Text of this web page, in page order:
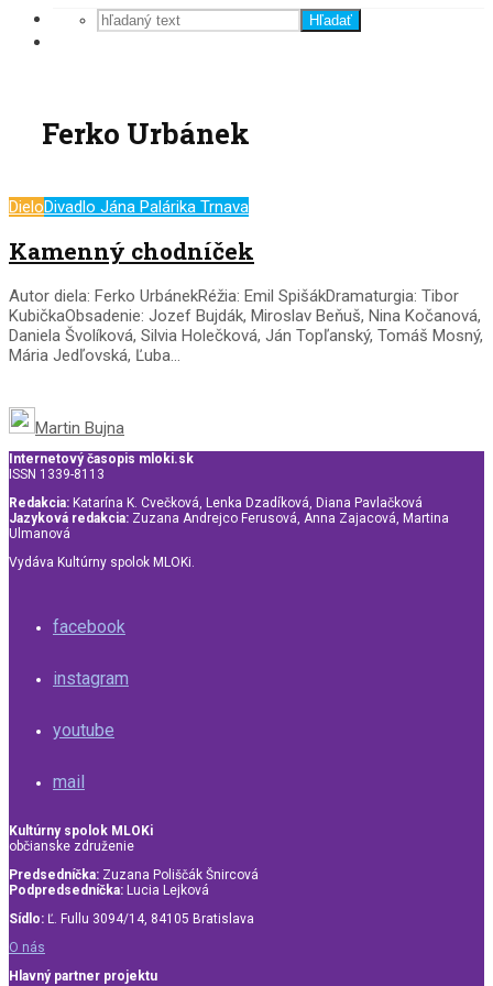
Hľadať
Ferko Urbánek
DieloDivadlo Jána Palárika Trnava
Kamenný chodníček
Autor diela: Ferko UrbánekRéžia: Emil SpišákDramaturgia: Tibor
KubičkaObsadenie: Jozef Bujdák, Miroslav Beňuš, Nina Kočanová,
Daniela Švolíková, Silvia Holečková, Ján Topľanský, Tomáš Mosný,
Mária Jedľovská, Ľuba...
Martin Bujna
Internetový časopis mloki.sk
ISSN 1339-8113
Redakcia: Katarína K. Cvečková, Lenka Dzadíková, Diana Pavlačková
Jazyková redakcia: Zuzana Andrejco Ferusová, Anna Zajacová, Martina
Ulmanová
Vydáva Kultúrny spolok MLOKi.
facebook
instagram
youtube
mail
Kultúrny spolok MLOKi
občianske združenie
Predsedníčka: Zuzana Poliščák Šnircová
Podpredsedníčka: Lucia Lejková
Sídlo: Ľ. Fullu 3094/14, 84105 Bratislava
O nás
Hlavný partner projektu